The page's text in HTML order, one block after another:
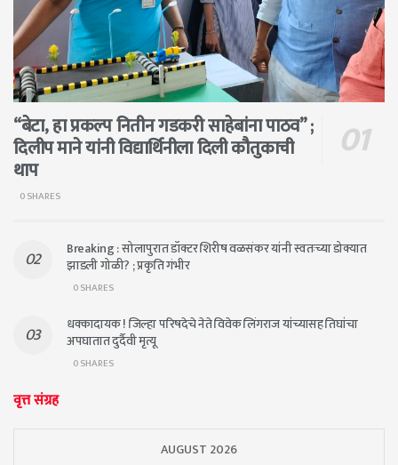
“बेटा, हा प्रकल्प नितीन गडकरी साहेबांना पाठव” ;
दिलीप माने यांनी विद्यार्थिनीला दिली कौतुकाची
थाप
0 SHARES
Breaking : सोलापुरात डॉक्टर शिरीष वळसंकर यांनी स्वतःच्या डोक्यात
झाडली गोळी? ; प्रकृति गंभीर
0 SHARES
धक्कादायक ! जिल्हा परिषदेचे नेते विवेक लिंगराज यांच्यासह तिघांचा
अपघातात दुर्दैवी मृत्यू
0 SHARES
वृत्त संग्रह
AUGUST 2026